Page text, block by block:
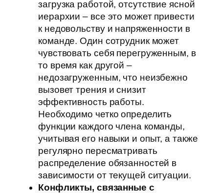
загрузка работой, отсутствие ясной
иерархии – все это может привести
к недовольству и напряженности в
команде. Один сотрудник может
чувствовать себя перегруженным, в
то время как другой –
недозагруженным, что неизбежно
вызовет трения и снизит
эффективность работы.
Необходимо четко определить
функции каждого члена команды,
учитывая его навыки и опыт, а также
регулярно пересматривать
распределение обязанностей в
зависимости от текущей ситуации.
Конфликты, связанные с